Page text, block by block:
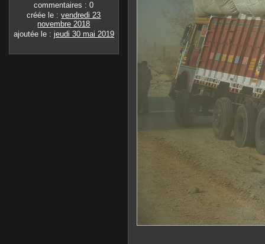
commentaires : 0
créée le :vendredi 23
novembre 2018
ajoutée le : jeudi 30 mai 2019